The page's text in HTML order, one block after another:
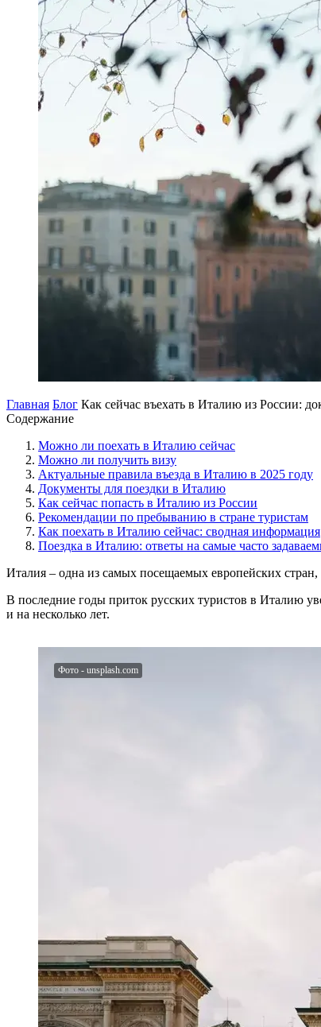
Главная Блог Как сейчас въехать в Италию из России:
Содержание
Можно ли поехать в Италию сейчас
Можно ли получить визу
Актуальные правила въезда в Италию в 2025 году
Документы для поездки в Италию
Как сейчас попасть в Италию из России
Рекомендации по пребыванию в стране туристам
Как поехать в Италию сейчас: сводная информация
Поездка в Италию: ответы на самые часто
Италия – одна из самых посещаемых европейских
В последние годы приток русских туристов в Италию
и на несколько лет.